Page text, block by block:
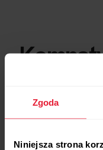
Zgoda
Niniejsza strona